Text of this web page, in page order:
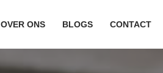
OVER ONS BLOGS CONTACT